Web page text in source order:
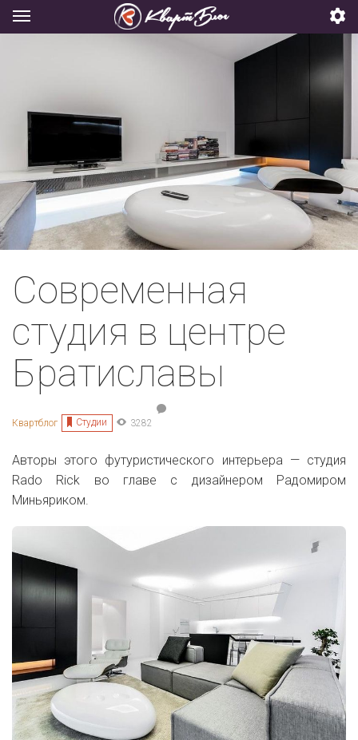
Современная
студия в центре
Братиславы
Квартблог Студии 3282
Авторы этого футуристического интерьера — студия
Rado Rick во главе с дизайнером Радомиром
Миньяриком.